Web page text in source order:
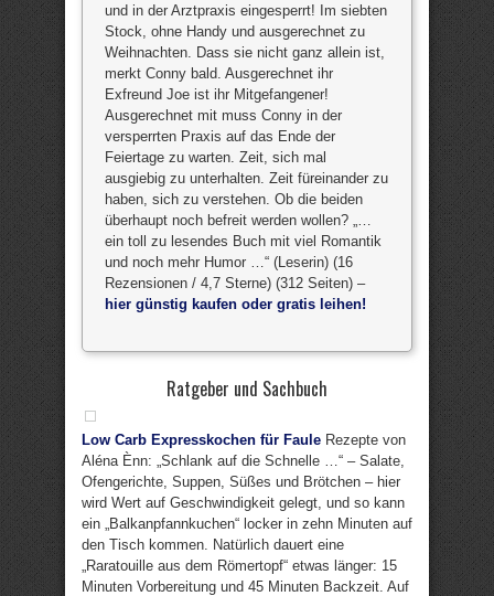
und in der Arztpraxis eingesperrt! Im siebten
Stock, ohne Handy und ausgerechnet zu
Weihnachten. Dass sie nicht ganz allein ist,
merkt Conny bald. Ausgerechnet ihr
Exfreund Joe ist ihr Mitgefangener!
Ausgerechnet mit muss Conny in der
versperrten Praxis auf das Ende der
Feiertage zu warten. Zeit, sich mal
ausgiebig zu unterhalten. Zeit füreinander zu
haben, sich zu verstehen. Ob die beiden
überhaupt noch befreit werden wollen? „…
ein toll zu lesendes Buch mit viel Romantik
und noch mehr Humor …“ (Leserin) (16
Rezensionen / 4,7 Sterne) (312 Seiten) –
hier günstig kaufen oder gratis leihen!
Ratgeber und Sachbuch
Low Carb Expresskochen für Faule Rezepte von
Aléna Ènn: „Schlank auf die Schnelle …“ – Salate,
Ofengerichte, Suppen, Süßes und Brötchen – hier
wird Wert auf Geschwindigkeit gelegt, und so kann
ein „Balkanpfannkuchen“ locker in zehn Minuten auf
den Tisch kommen. Natürlich dauert eine
„Raratouille aus dem Römertopf“ etwas länger: 15
Minuten Vorbereitung und 45 Minuten Backzeit. Auf